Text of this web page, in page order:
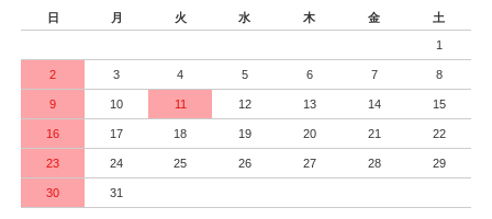
日
月 火 水 木 金 土
1
2 3 4 5 6 7 8
9 10 11 12 13 14 15
16 17 18 19 20 21 22
23 24 25 26 27 28 29
30 31